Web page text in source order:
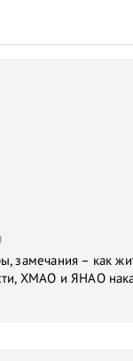
замечания – как
ХМАО и ЯНАО